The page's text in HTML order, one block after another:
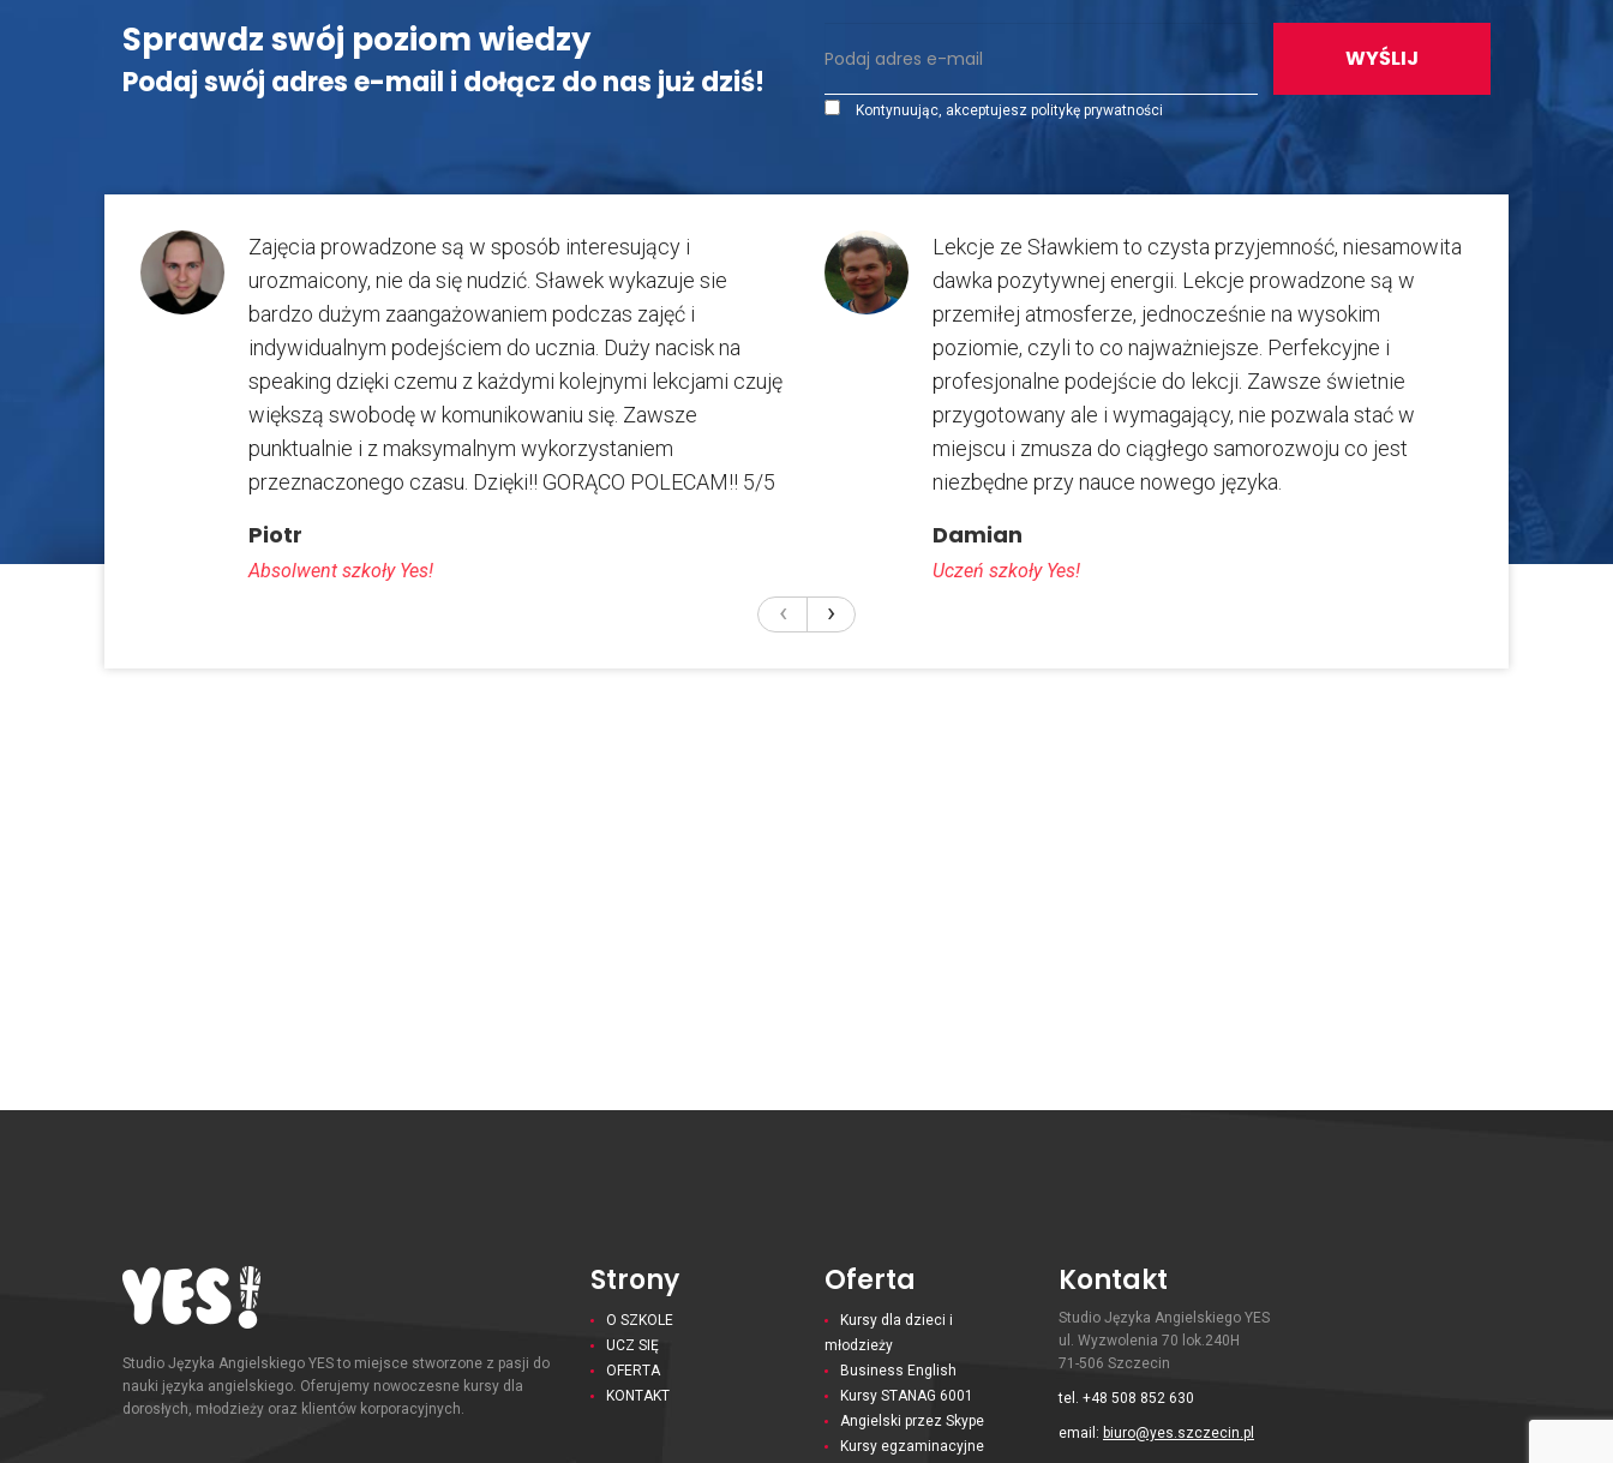
Sprawdz swój poziom wiedzy
Podaj swój adres e-mail i dołącz do nas już dziś!
Kontynuując, akceptujesz politykę prywatności
Zajęcia prowadzone są w sposób interesujący i
urozmaicony, nie da się nudzić. Sławek wykazuje sie
bardzo dużym zaangażowaniem podczas zajęć i
indywidualnym podejściem do ucznia. Duży nacisk na
speaking dzięki czemu z każdymi kolejnymi lekcjami czuję
większą swobodę w komunikowaniu się. Zawsze
punktualnie i z maksymalnym wykorzystaniem
przeznaczonego czasu. Dzięki!! GORĄCO POLECAM!! 5/5
Piotr
Absolwent szkoły Yes!
Lekcje ze Sławkiem to czysta przyjemność, niesamowita
dawka pozytywnej energii. Lekcje prowadzone są w
przemiłej atmosferze, jednocześnie na wysokim
poziomie, czyli to co najważniejsze. Perfekcyjne i
profesjonalne podejście do lekcji. Zawsze świetnie
przygotowany ale i wymagający, nie pozwala stać w
miejscu i zmusza do ciągłego samorozwoju co jest
niezbędne przy nauce nowego języka.
Damian
Uczeń szkoły Yes!
‹ ›
Studio Języka Angielskiego YES to miejsce stworzone z pasji do
nauki języka angielskiego. Oferujemy nowoczesne kursy dla
dorosłych, młodzieży oraz klientów korporacyjnych.
Strony
O SZKOLE
UCZ SIĘ
OFERTA
KONTAKT
Oferta
Kursy dla dzieci i
młodzieży
Business English
Kursy STANAG 6001
Angielski przez Skype
Kursy egzaminacyjne
Kontakt
Studio Języka Angielskiego YES
ul. Wyzwolenia 70 lok.240H
71-506 Szczecin
tel. +48 508 852 630
email: biuro@yes.szczecin.pl